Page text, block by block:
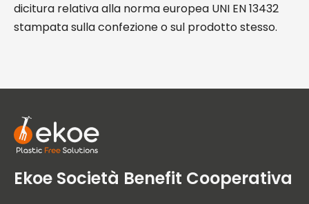
dicitura relativa alla norma europea UNI EN 13432
stampata sulla confezione o sul prodotto stesso.
Ekoe Società Benefit Cooperativa